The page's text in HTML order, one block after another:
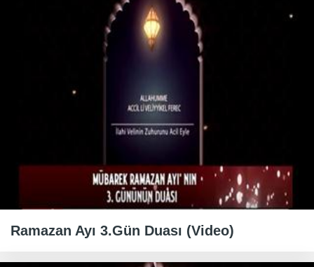
Ramazan Ayı 3.Gün Duası (Video)